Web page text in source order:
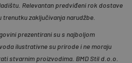
Relevantan predviđeni rok dostave
zaključivanja narudžbe.
prezentirani su s najboljom
ilustrativne su prirode i ne moraju
stvarnim proizvodima. BMD Stil d.o.o.